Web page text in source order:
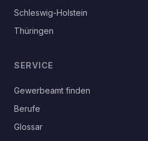
Schleswig-Holstein
Thüringen
SERVICE
Gewerbeamt finden
Berufe
Glossar